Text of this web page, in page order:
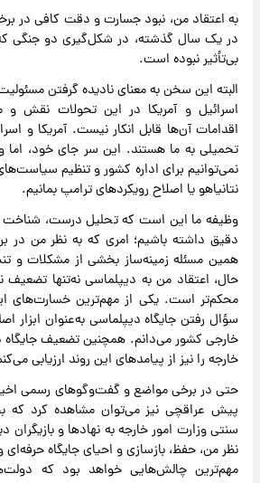
به اعتقاد من، نبود جسارت و دقت کافی در
در یک سال گذشته، در شکل‌گیری دو جنگی
بی‌تأثیر نبوده است.
البته این سخن به معنای نادیده گرفتن
اسرائیل و آمریکا در این تحولات نقش
اقدامات آن‌ها قابل انکار نیست. آمریکا و
تحمیلی به ما هستند. این سر جای خود،
نمی‌توانیم برای اداره کشور و تنظیم
نتانیاهو یا اصلاح رویکردهای ترامپ بمانیم.
وظیفه ما این است که تحلیل درست،
دقیق داشته باشیم؛ امری که به نظر من در
همین مسئله زمینه‌ساز بخشی از مشکلات و
حال، اعتقاد من به دیپلماسی نه‌تنها تضعیف
محکم‌تر است. یکی از مهم‌ترین خسارت‌های
سؤال رفتن جایگاه دیپلماسی به‌عنوان
خارجی کشور می‌دانم. همچنین تضعیف جایگاه
خارجه را نیز از پیامدهای این روند ارزیابی
حتی در برخی مواضع و گفت‌وگوهای رسمی
پیش عراقچی نیز می‌توان مشاهده کرد که
سنتی وزارت امور خارجه به نهادها و
نظر من، حفظ، بازسازی و احیای جایگاه حرفه‌ای
مهم‌ترین چالش‌هایی خواهد بود که